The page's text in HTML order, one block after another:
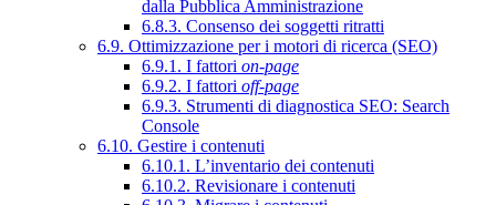
dalla Pubblica Amministrazione
6.8.3. Consenso dei soggetti ritratti
6.9. Ottimizzazione per i motori di ricerca (SEO)
6.9.1. I fattori on-page
6.9.2. I fattori off-page
6.9.3. Strumenti di diagnostica SEO: Search
Console
6.10. Gestire i contenuti
6.10.1. L’inventario dei contenuti
6.10.2. Revisionare i contenuti